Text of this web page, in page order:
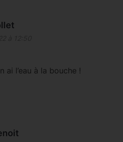
ai l’eau à la bouche !